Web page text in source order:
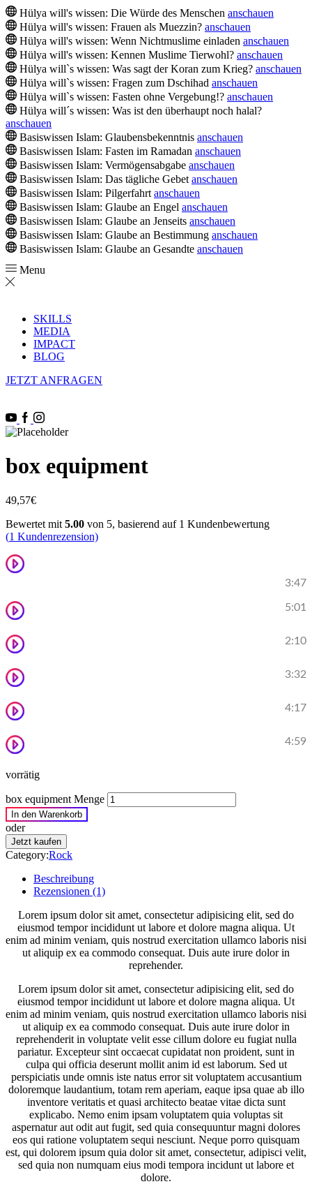
Hülya will's wissen: Die Würde des Menschen anschauen
Hülya will's wissen: Frauen als Muezzin? anschauen
Hülya will's wissen: Wenn Nichtmuslime einladen anschauen
Hülya will's wissen: Kennen Muslime Tierwohl? anschauen
Hülya will`s wissen: Was sagt der Koran zum Krieg? anschauen
Hülya will`s wissen: Fragen zum Dschihad anschauen
Hülya will`s wissen: Fasten ohne Vergebung!? anschauen
Hülya will´s wissen: Was ist den überhaupt noch halal?
anschauen
Basiswissen Islam: Glaubensbekenntnis anschauen
Basiswissen Islam: Fasten im Ramadan anschauen
Basiswissen Islam: Vermögensabgabe anschauen
Basiswissen Islam: Das tägliche Gebet anschauen
Basiswissen Islam: Pilgerfahrt anschauen
Basiswissen Islam: Glaube an Engel anschauen
Basiswissen Islam: Glaube an Jenseits anschauen
Basiswissen Islam: Glaube an Bestimmung anschauen
Basiswissen Islam: Glaube an Gesandte anschauen
Menu
SKILLS
MEDIA
IMPACT
BLOG
JETZT ANFRAGEN
box equipment
49,57€
Bewertet mit 5.00 von 5, basierend auf 1 Kundenbewertung
(1 Kundenrezension)
3:47
5:01
2:10
3:32
4:17
4:59
vorrätig
box equipment Menge
In den Warenkorb
oder
Jetzt kaufen
Category:Rock
Beschreibung
Rezensionen (1)
Lorem ipsum dolor sit amet, consectetur adipisicing elit, sed do
eiusmod tempor incididunt ut labore et dolore magna aliqua. Ut
enim ad minim veniam, quis nostrud exercitation ullamco laboris nisi
ut aliquip ex ea commodo consequat. Duis aute irure dolor in
reprehender.
Lorem ipsum dolor sit amet, consectetur adipisicing elit, sed do
eiusmod tempor incididunt ut labore et dolore magna aliqua. Ut
enim ad minim veniam, quis nostrud exercitation ullamco laboris nisi
ut aliquip ex ea commodo consequat. Duis aute irure dolor in
reprehenderit in voluptate velit esse cillum dolore eu fugiat nulla
pariatur. Excepteur sint occaecat cupidatat non proident, sunt in
culpa qui officia deserunt mollit anim id est laborum. Sed ut
perspiciatis unde omnis iste natus error sit voluptatem accusantium
doloremque laudantium, totam rem aperiam, eaque ipsa quae ab illo
inventore veritatis et quasi architecto beatae vitae dicta sunt
explicabo. Nemo enim ipsam voluptatem quia voluptas sit
aspernatur aut odit aut fugit, sed quia consequuntur magni dolores
eos qui ratione voluptatem sequi nesciunt. Neque porro quisquam
est, qui dolorem ipsum quia dolor sit amet, consectetur, adipisci velit,
sed quia non numquam eius modi tempora incidunt ut labore et
dolore.